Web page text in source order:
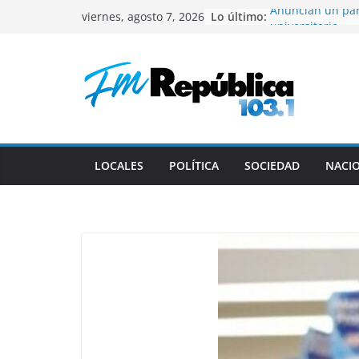
viernes, agosto 7, 2026 Lo último: Anuncian un
El mal
Colapinto en
El Senado
de la
que retirar un
Milei en
LOCALES POLÍTICA SOCIEDAD